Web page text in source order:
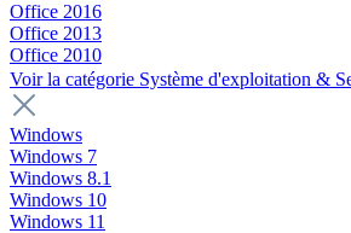
Office 2016
Office 2013
Office 2010
Voir la catégorie Système d'exploitation &
Windows
Windows 7
Windows 8.1
Windows 10
Windows 11